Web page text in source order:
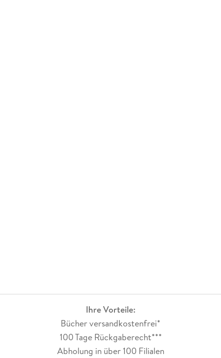
Ihre Vorteile:
Bücher versandkostenfrei*
100 Tage Rückgaberecht***
Abholung in über 100 Filialen